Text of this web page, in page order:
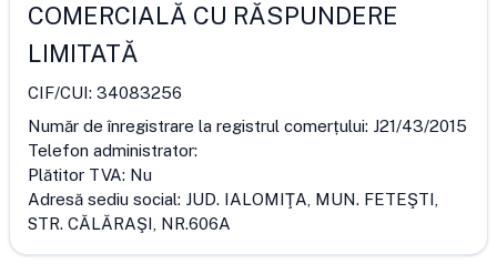
COMERCIALĂ CU RĂSPUNDERE
LIMITATĂ
CIF/CUI: 34083256
Număr de înregistrare la registrul comerțului: J21/43/2015
Telefon administrator:
Plătitor TVA: Nu
Adresă sediu social: JUD. IALOMIŢA, MUN. FETEŞTI,
STR. CĂLĂRAŞI, NR.606A